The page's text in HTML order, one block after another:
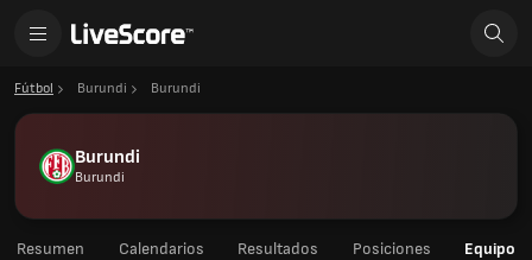
Fútbol Burundi Burundi
Burundi
Burundi
Resumen Calendarios Resultados Posiciones Equipo